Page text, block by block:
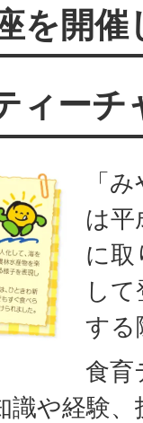
を開催
ィーチ
「
は平
に取
し
する
食育
識や経験